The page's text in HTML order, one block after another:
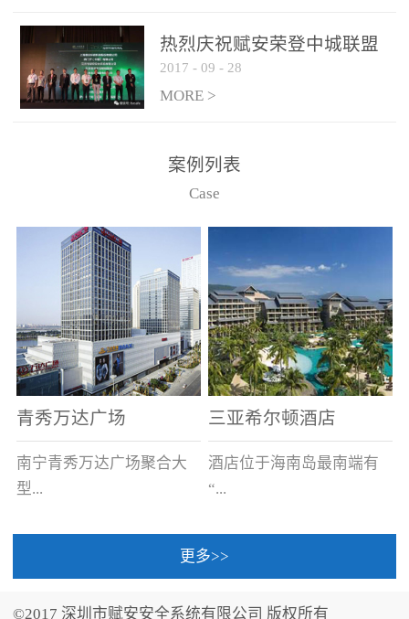
和监控端两大部分组成。
两者之间通过以太网相
联，一台监控主机最多可
从监控主机上获取，最多
只能接6台，超过的需从现
热烈庆祝赋安荣登中城联盟
联合采购战略合作平台
2017 - 09 - 28
MORE >
案例列表
Case
青秀万达广场
南宁青秀万达广场聚合大
型...
三亚希尔顿酒店
酒店位于海南岛最南端有
“...
中国的海岛天堂”之美称的
更多>>
©2017 深圳市赋安安全系统有限公司 版权所有